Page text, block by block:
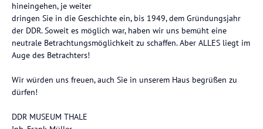
hineingehen, je weiter
dringen Sie in die Geschichte ein, bis 1949, dem Gründungsjahr
der DDR. Soweit es möglich war, haben wir uns bemüht eine
neutrale Betrachtungsmöglichkeit zu schaffen. Aber ALLES liegt im
Auge des Betrachters!
Wir würden uns freuen, auch Sie in unserem Haus begrüßen zu
dürfen!
DDR MUSEUM THALE